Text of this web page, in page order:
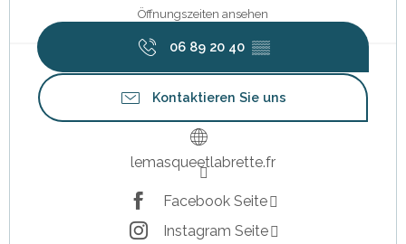
Öffnungszeiten ansehen
06 89 20 40 ▒▒
Kontaktieren Sie uns
lemasqueetlabrette.fr
Facebook Seite
Instagram Seite